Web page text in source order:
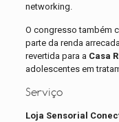
networking.
O congresso também
parte da renda
revertida para a Casa
adolescentes em
Serviço
Loja Sensorial